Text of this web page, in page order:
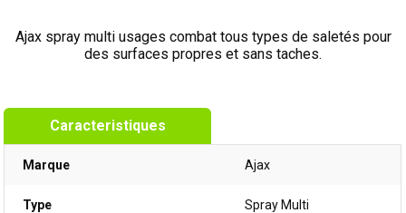
Ajax spray multi usages combat tous types de saletés pour
des surfaces propres et sans taches.
Caracteristiques
Marque Ajax
Type Spray Multi